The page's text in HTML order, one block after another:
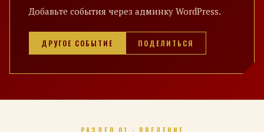
Добавьте события через админку WordPress.
ДРУГОЕ СОБЫТИЕ ПОДЕЛИТЬСЯ